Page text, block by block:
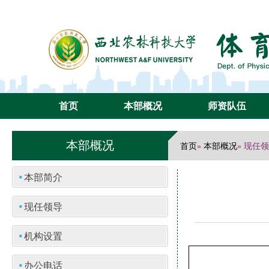
首页 本部概况 师资队伍
本部概况 首页» 本部概况» 现任
本部简介
现任领导
机构设置
办公电话